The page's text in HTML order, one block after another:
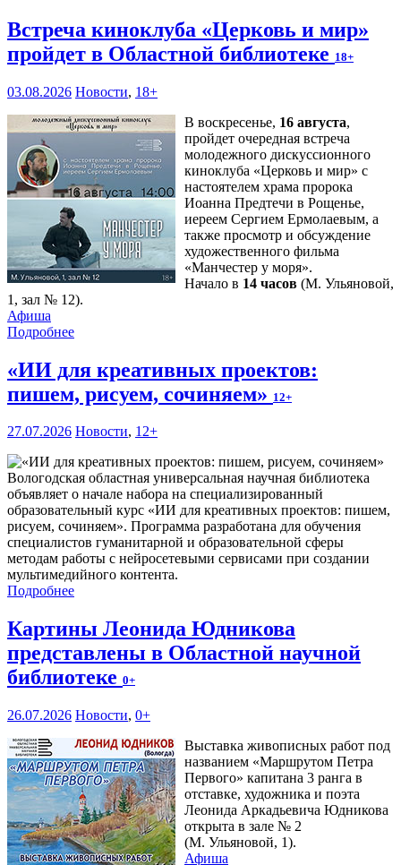
Встреча киноклуба «Церковь и мир»
пройдет в Областной библиотеке 18+
03.08.2026 Новости, 18+
В воскресенье, 16 августа,
пройдет очередная встреча
молодежного дискуссионного
киноклуба «Церковь и мир» с
настоятелем храма пророка
Иоанна Предтечи в Рощенье,
иереем Сергием Ермолаевым, а
также просмотр и обсуждение
художественного фильма
«Манчестер у моря».
Начало в 14 часов (М. Ульяновой,
1, зал № 12).
Афиша
Подробнее
«ИИ для креативных проектов:
пишем, рисуем, сочиняем» 12+
27.07.2026 Новости, 12+
Вологодская областная универсальная научная библиотека
объявляет о начале набора на специализированный
образовательный курс «ИИ для креативных проектов: пишем,
рисуем, сочиняем». Программа разработана для обучения
специалистов гуманитарной и образовательной сферы
методам работы с нейросетевыми сервисами при создании
мультимедийного контента.
Подробнее
Картины Леонида Юдникова
представлены в Областной научной
библиотеке 0+
26.07.2026 Новости, 0+
Выставка живописных работ под
названием «Маршрутом Петра
Первого» капитана 3 ранга в
отставке, художника и поэта
Леонида Аркадьевича Юдникова
открыта в зале № 2
(М. Ульяновой, 1).
Афиша